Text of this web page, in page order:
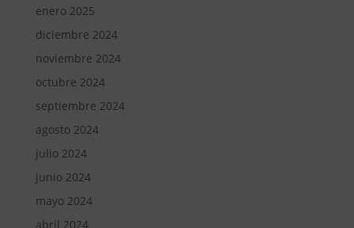
enero 2025
diciembre 2024
noviembre 2024
octubre 2024
septiembre 2024
agosto 2024
julio 2024
junio 2024
mayo 2024
abril 2024